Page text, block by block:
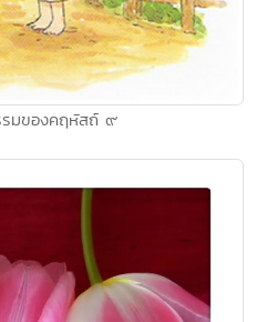
มของคฤหัสถ์ ๙